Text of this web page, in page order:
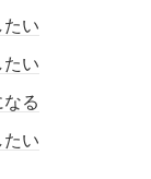
い
たい
る
い